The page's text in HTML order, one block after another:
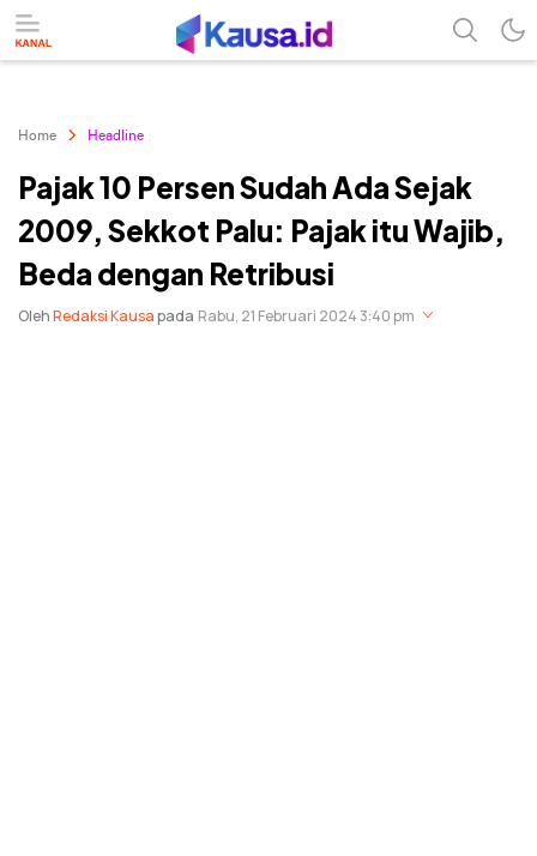
Home Headline
Pajak 10 Persen Sudah Ada Sejak
2009, Sekkot Palu: Pajak itu Wajib,
Beda dengan Retribusi
OlehRedaksi Kausapada Rabu, 21 Februari 2024 3:40 pm